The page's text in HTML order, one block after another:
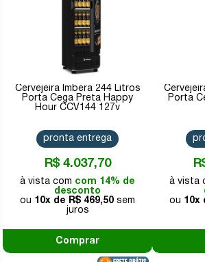
Cervejeira Imbera 244 Litros
Porta Cega Preta Happy
Hour CCV144 127v
R$ 4.037,70
com 14% de
desconto
10x de
R$ 469,50
pronta entrega
Comprar
Porta
10x